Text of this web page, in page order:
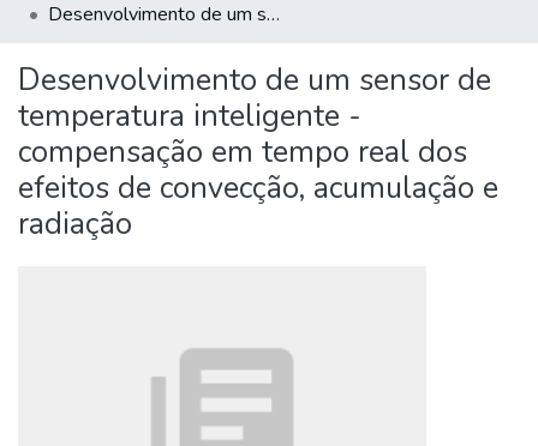
All of DSpace
Statistics
Desenvolvimento de um sensor de temperatura inteligente - compensação em tempo real dos efeitos de convecção, acumulação e radiação
Desenvolvimento de um sensor de
temperatura inteligente -
compensação em tempo real dos
efeitos de convecção, acumulação e
radiação